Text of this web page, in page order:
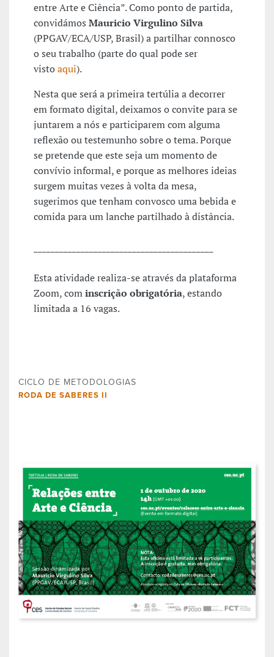
entre Arte e Ciência”. Como ponto de partida,
convidámos Mauricio Virgulino Silva
(PPGAV/ECA/USP, Brasil) a partilhar connosco
o seu trabalho (parte do qual pode ser
vistoaqui).
Nesta que será a primeira tertúlia a decorrer
em formato digital, deixamos o convite para se
juntarem a nós e participarem com alguma
reflexão ou testemunho sobre o tema. Porque
se pretende que este seja um momento de
convívio informal, e porque as melhores ideias
surgem muitas vezes à volta da mesa,
sugerimos que tenham convosco uma bebida e
comida para um lanche partilhado à distância.
Esta atividade realiza-se através da plataforma
Zoom, cominscrição obrigatória, estando
limitada a 16 vagas.
CICLO DE METODOLOGIAS
RODA DE SABERES II